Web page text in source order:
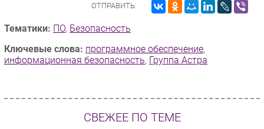
ОТПРАВИТЬ:
Тематики: ПО, Безопасность
Ключевые слова: программное обеспечение,
информационная безопасность, Группа Астра
СВЕЖЕЕ ПО ТЕМЕ